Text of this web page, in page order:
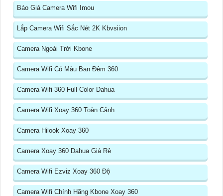
Báo Giá Camera Wifi Imou
Lắp Camera Wifi Sắc Nét 2K Kbvsiion
Camera Ngoài Trời Kbone
Camera Wifi Có Màu Ban Đêm 360
Camera Wifi 360 Full Color Dahua
Camera Wifi Xoay 360 Toàn Cảnh
Camera Hilook Xoay 360
Camera Xoay 360 Dahua Giá Rẻ
Camera Wifi Ezviz Xoay 360 Độ
Camera Wifi Chính Hãng Kbone Xoay 360